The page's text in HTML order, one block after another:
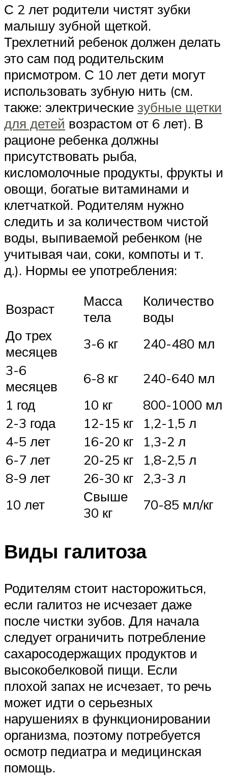
С 2 лет родители чистят зубки
малышу зубной щеткой.
Трехлетний ребенок должен делать
это сам под родительским
присмотром. С 10 лет дети могут
использовать зубную нить (см.
также: электрические зубные щетки
для детей возрастом от 6 лет). В
рационе ребенка должны
присутствовать рыба,
кисломолочные продукты, фрукты и
овощи, богатые витаминами и
клетчаткой. Родителям нужно
следить и за количеством чистой
воды, выпиваемой ребенком (не
учитывая чаи, соки, компоты и т.
д.). Нормы ее употребления:
Возраст
Масса
тела
Количество
воды
До трех
месяцев
3-6 кг
240-480 мл
3-6
месяцев
6-8 кг
240-640 мл
1 год
10 кг
800-1000 мл
2-3 года
12-15 кг
1,2-1,5 л
4-5 лет
16-20 кг
1,3-2 л
6-7 лет
20-25 кг
1,8-2,5 л
8-9 лет
26-30 кг
2,3-3 л
10 лет
Свыше
30 кг
70-85 мл/кг
Виды галитоза
Родителям стоит насторожиться,
если галитоз не исчезает даже
после чистки зубов. Для начала
следует ограничить потребление
сахаросодержащих продуктов и
высокобелковой пищи. Если
плохой запах не исчезает, то речь
может идти о серьезных
нарушениях в функционировании
организма, поэтому потребуется
осмотр педиатра и медицинская
помощь.